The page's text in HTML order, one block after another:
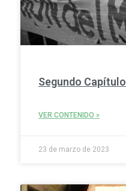
Segundo Capítulo
VER CONTENIDO »
23 de marzo de 2023